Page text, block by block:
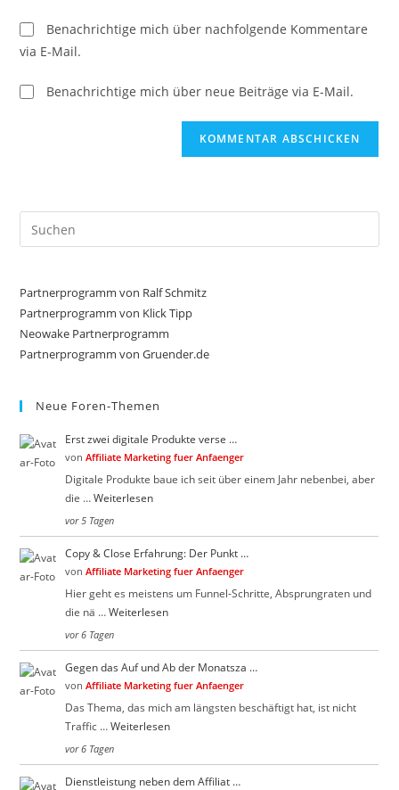
Benachrichtige mich über nachfolgende Kommentare
via E-Mail.
Benachrichtige mich über neue Beiträge via E-Mail.
Partnerprogramm von Ralf Schmitz
Partnerprogramm von Klick Tipp
Neowake Partnerprogramm
Partnerprogramm von Gruender.de
Neue Foren-Themen
Erst zwei digitale Produkte verse …
vonAffiliate Marketing fuer Anfaenger
Digitale Produkte baue ich seit über einem Jahr nebenbei, aber
die …Weiterlesen
vor 5 Tagen
Copy & Close Erfahrung: Der Punkt …
vonAffiliate Marketing fuer Anfaenger
Hier geht es meistens um Funnel-Schritte, Absprungraten und
die nä …Weiterlesen
vor 6 Tagen
Gegen das Auf und Ab der Monatsza …
vonAffiliate Marketing fuer Anfaenger
Das Thema, das mich am längsten beschäftigt hat, ist nicht
Traffic …Weiterlesen
vor 6 Tagen
Dienstleistung neben dem Affiliat …